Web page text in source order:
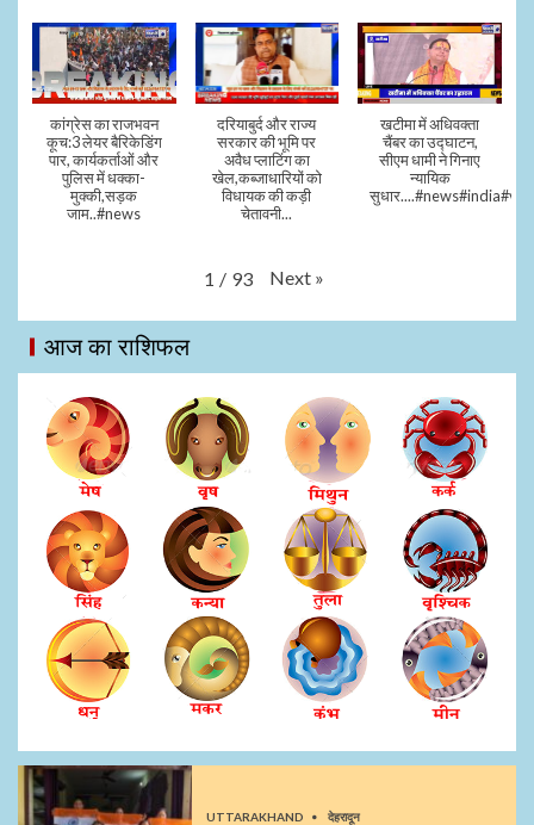
कांग्रेस का राजभवन
कूच:3 लेयर बैरिकेडिंग
पार, कार्यकर्ताओं और
पुलिस में धक्का-
मुक्की,सड़क
जाम..#news
दरियाबुर्द और राज्य
सरकार की भूमि पर
अवैध प्लाटिंग का
खेल,कब्जाधारियों को
विधायक की कड़ी
चेतावनी...
खटीमा में अधिवक्ता
चैंबर का उद्घाटन,
सीएम धामी ने गिनाए
न्यायिक
1 / 93 Next »
आज का राशिफल
UTTARAKHAND देहरादून